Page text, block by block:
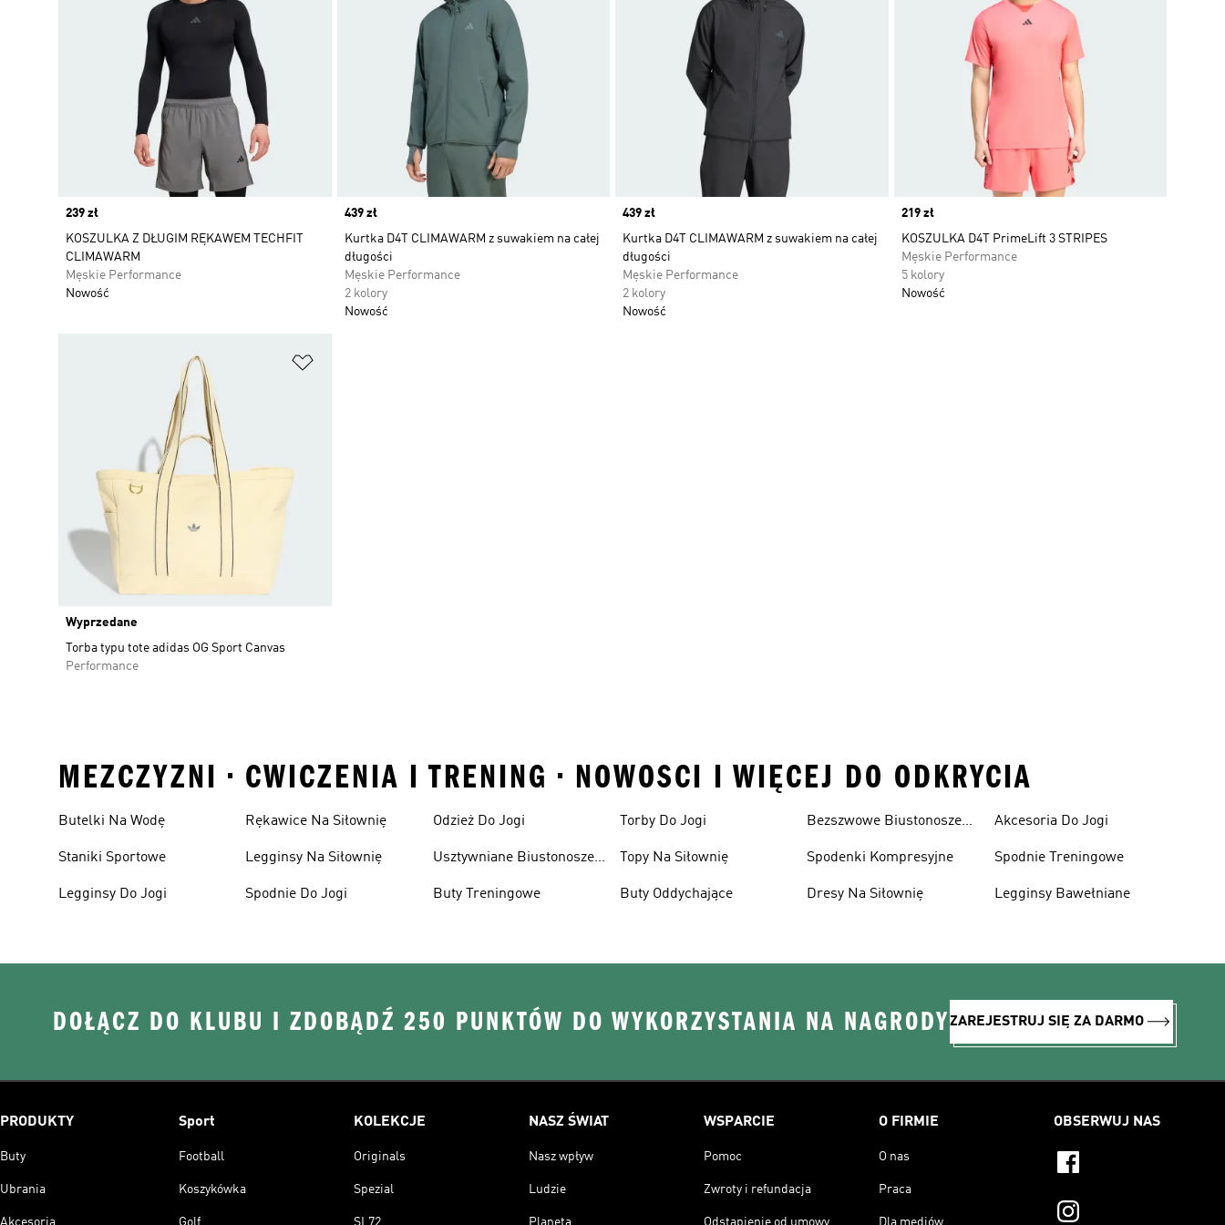
Price
239 zł
KOSZULKA Z DŁUGIM RĘKAWEM TECHFIT
CLIMAWARM
Męskie Performance
Nowość
Price
439 zł
Kurtka D4T CLIMAWARM z suwakiem na całej
długości
Męskie Performance
2 kolory
Nowość
Price
439 zł
Kurtka D4T CLIMAWARM z suwakiem na całej
długości
Męskie Performance
2 kolory
Nowość
Price
219 zł
KOSZULKA D4T PrimeLift 3 STRIPES
Męskie Performance
5 kolory
Nowość
Wyprzedane
Torba typu tote adidas OG Sport Canvas
Performance
MEZCZYZNI • CWICZENIA I TRENING • NOWOSCI I WIĘCEJ DO ODKRYCIA
Butelki Na Wodę
Staniki Sportowe
Legginsy Do Jogi
Rękawice Na Siłownię
Legginsy Na Siłownię
Spodnie Do Jogi
Odzież Do Jogi
Usztywniane Biustonosze
Buty Treningowe
Torby Do Jogi
Topy Na Siłownię
Buty Oddychające
Bezszwowe Biustonosze
Spodenki Kompresyjne
Dresy Na Siłownię
Akcesoria Do Jogi
Spodnie Treningowe
Legginsy Bawełniane
DOŁĄCZ DO KLUBU I ZDOBĄDŹ 250 PUNKTÓW DO WYKORZYSTANIA NA NAGRODYZAREJESTRUJ SIĘ ZA DARMO
PRODUKTY
Buty
Ubrania
Akcesoria
Sport
Football
Koszykówka
Golf
KOLEKCJE
Originals
Spezial
SL72
NASZ ŚWIAT
Nasz wpływ
Ludzie
Planeta
WSPARCIE
Pomoc
Zwroty i refundacja
Odstąpienie od umowy
O FIRMIE
O nas
Praca
Dla mediów
OBSERWUJ NAS